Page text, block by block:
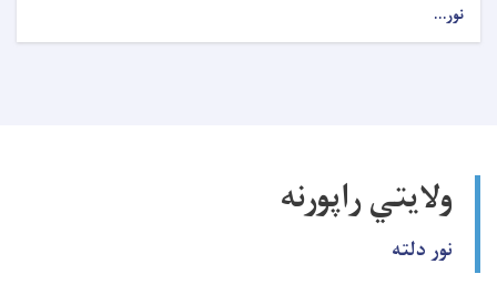
نور...
ولایتي راپورنه
نور دلته